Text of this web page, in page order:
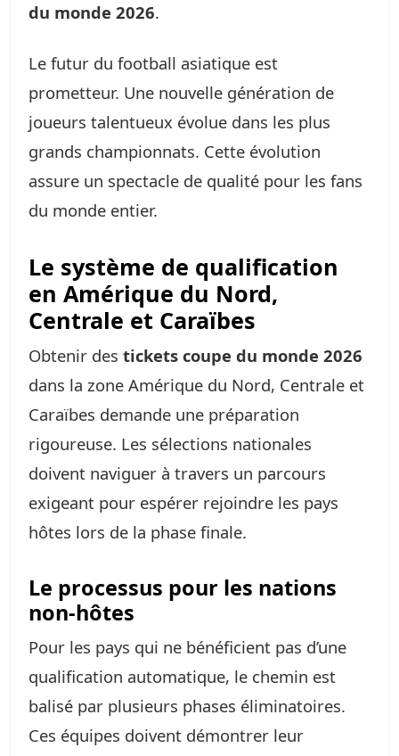
du monde 2026.
Le futur du football asiatique est
prometteur. Une nouvelle génération de
joueurs talentueux évolue dans les plus
grands championnats. Cette évolution
assure un spectacle de qualité pour les fans
du monde entier.
Le système de qualification
en Amérique du Nord,
Centrale et Caraïbes
Obtenir des tickets coupe du monde 2026
dans la zone Amérique du Nord, Centrale et
Caraïbes demande une préparation
rigoureuse. Les sélections nationales
doivent naviguer à travers un parcours
exigeant pour espérer rejoindre les pays
hôtes lors de la phase finale.
Le processus pour les nations
non-hôtes
Pour les pays qui ne bénéficient pas d’une
qualification automatique, le chemin est
balisé par plusieurs phases éliminatoires.
Ces équipes doivent démontrer leur